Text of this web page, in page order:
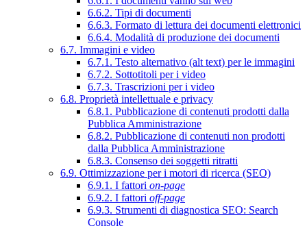
6.6.2. Tipi di documenti
6.6.3. Formato di lettura dei documenti elettronici
6.6.4. Modalità di produzione dei documenti
6.7. Immagini e video
6.7.1. Testo alternativo (alt text) per le immagini
6.7.2. Sottotitoli per i video
6.7.3. Trascrizioni per i video
6.8. Proprietà intellettuale e privacy
6.8.1. Pubblicazione di contenuti prodotti dalla
Pubblica Amministrazione
6.8.2. Pubblicazione di contenuti non prodotti
dalla Pubblica Amministrazione
6.8.3. Consenso dei soggetti ritratti
6.9. Ottimizzazione per i motori di ricerca (SEO)
6.9.1. I fattori on-page
6.9.2. I fattori off-page
6.9.3. Strumenti di diagnostica SEO: Search
Console